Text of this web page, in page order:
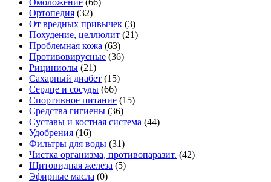
Омоложение (66)
Ортопедия (32)
От вредных привычек (3)
Похудение, целлюлит (21)
Проблемная кожа (63)
Противовирусные (36)
Рициниолы (21)
Сахарный диабет (15)
Сердце и сосуды (66)
Спортивное питание (15)
Средства гигиены (36)
Суставы и костная система (44)
Удобрения (16)
Фильтры для воды (31)
Чистка организма, противопаразит. (42)
Щитовидная железа (5)
Эфирные масла (0)